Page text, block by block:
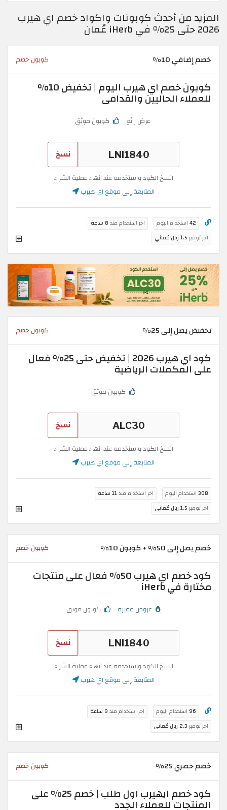
المزيد من أحدث كوبونات واكواد خصم اي هيرب
2026 حتى 25% في iHerb عُمان
خصم إضافي 10% كوبون خصم
كوبون خصم اي هيرب اليوم | تخفيض 10%
للعملاء الحاليين والقدامى
عرض رائع كوبون موثق
نسخ
انسخ الكود واستخدمه عند انهاء عملية الشراء
المتابعة إلى موقع اي هيرب
42 استخدام اليوم اخر استخدام منذ 8 ساعة
اخر توفير 1.5 ريال عُماني
تخفيض يصل إلى 25% كوبون خصم
كود اي هيرب 2026 | تخفيض حتى 25% فعال
على المكملات الرياضية
كوبون موثق
نسخ
انسخ الكود واستخدمه عند انهاء عملية الشراء
المتابعة إلى موقع اي هيرب
308 استخدام اليوم اخر استخدام منذ11 ساعة
اخر توفير 1.5 ريال عُماني
خصم يصل إلى 50% + كوبون 10% كوبون خصم
كود خصم اي هيرب 50% فعال على منتجات
مختارة في iHerb
عروض مميزة كوبون موثق
نسخ
انسخ الكود واستخدمه عند انهاء عملية الشراء
المتابعة إلى موقع اي هيرب
96 استخدام اليوم اخر استخدام منذ 9 ساعة
اخر توفير 2.3 ريال عُماني
خصم حصري 25% كوبون خصم
كود خصم ايهيرب اول طلب | خصم 25% على
المنتجات للعملاء الجدد